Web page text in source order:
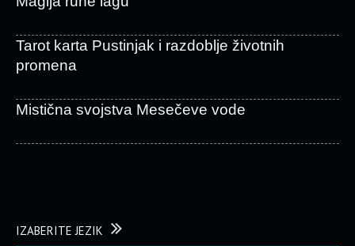
Tarot karta Pustinjak i razdoblje životnih
promena
Mistična svojstva Mesečeve vode
IZABERITE JEZIK